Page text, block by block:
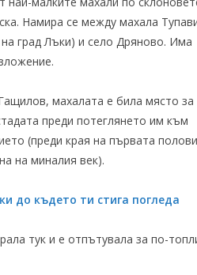
Намира се между махала
на град Лъки) и село Дряново. Има
махалата е била място за
преди потеглянето им към
(преди края на първата
на миналия век).
до където ти стига погледа
тук и е отпътувала за по-